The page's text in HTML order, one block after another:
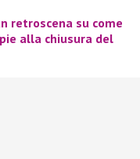
retroscena su come
alla chiusura del